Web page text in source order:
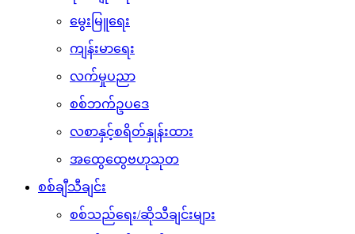
မွေးမြူရေး
ကျန်းမာရေး
လက်မှုပညာ
စစ်ဘက်ဥပဒေ
လစာနှင့်စရိတ်နှုန်းထား
အထွေထွေဗဟုသုတ
စစ်ချီသီချင်း
စစ်သည်ရေး/ဆိုသီချင်းများ